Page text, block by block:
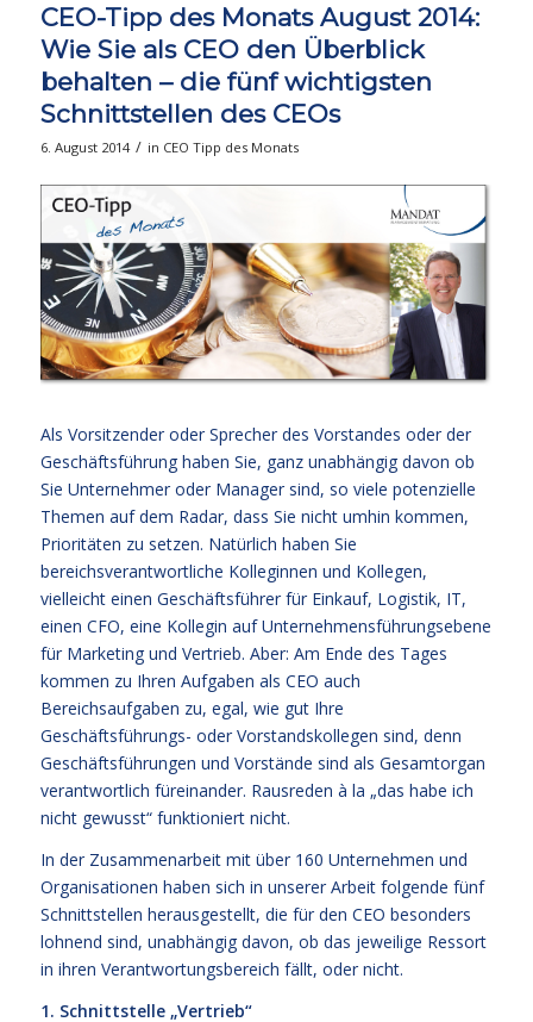
CEO-Tipp des Monats August 2014:
Wie Sie als CEO den Überblick
behalten – die fünf wichtigsten
Schnittstellen des CEOs
6. August 2014 / in CEO Tipp des Monats
Als Vorsitzender oder Sprecher des Vorstandes oder der
Geschäftsführung haben Sie, ganz unabhängig davon ob
Sie Unternehmer oder Manager sind, so viele potenzielle
Themen auf dem Radar, dass Sie nicht umhin kommen,
Prioritäten zu setzen. Natürlich haben Sie
bereichsverantwortliche Kolleginnen und Kollegen,
vielleicht einen Geschäftsführer für Einkauf, Logistik, IT,
einen CFO, eine Kollegin auf Unternehmensführungsebene
für Marketing und Vertrieb. Aber: Am Ende des Tages
kommen zu Ihren Aufgaben als CEO auch
Bereichsaufgaben zu, egal, wie gut Ihre
Geschäftsführungs- oder Vorstandskollegen sind, denn
Geschäftsführungen und Vorstände sind als Gesamtorgan
verantwortlich füreinander. Rausreden à la „das habe ich
nicht gewusst“ funktioniert nicht.
In der Zusammenarbeit mit über 160 Unternehmen und
Organisationen haben sich in unserer Arbeit folgende fünf
Schnittstellen herausgestellt, die für den CEO besonders
lohnend sind, unabhängig davon, ob das jeweilige Ressort
in ihren Verantwortungsbereich fällt, oder nicht.
1. Schnittstelle „Vertrieb“